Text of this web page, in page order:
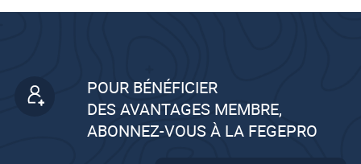
POUR BÉNÉFICIER
DES AVANTAGES MEMBRE,
ABONNEZ-VOUS À LA FEGEPRO